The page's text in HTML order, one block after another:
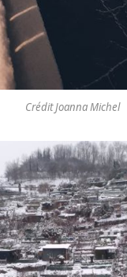
Crédit Joanna Michel